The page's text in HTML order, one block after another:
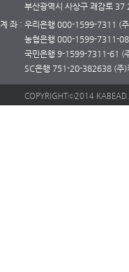
부산광역시 사상구 괘감로
계 좌 : 우리은행 000-1599-7311 (
농협은행 000-1599-7311-08
국민은행 9-1599-7311-61 (
SC은행 751-20-382638 (주)
COPYRIGHTⓒ2014